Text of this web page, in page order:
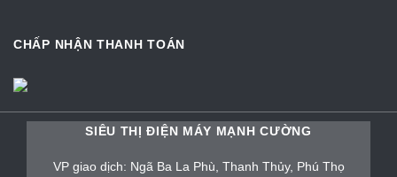
CHẤP NHẬN THANH TOÁN
SIÊU THỊ ĐIỆN MÁY MẠNH CƯỜNG
VP giao dịch: Ngã Ba La Phù, Thanh Thủy, Phú Thọ